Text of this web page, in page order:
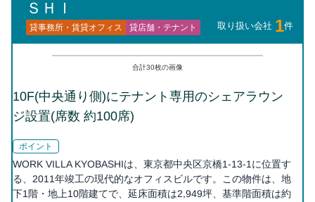
ＳＨＩ
貸事務所・賃貸オフィス 貸店舗・テナント 取り扱い会社 1件
合計30枚の画像
10F(中央通り側)にテナント専用のシェアラウン
ジ設置(席数 約100席)
ポイント
WORK VILLA KYOBASHIは、東京都中央区京橋1-13-1に位置す
る、2011年竣工の現代的なオフィスビルです。この物件は、地
下1階・地上10階建てで、延床面積は2,949坪、基準階面積は約